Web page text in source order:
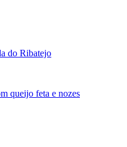
do Ribatejo
queijo feta e nozes